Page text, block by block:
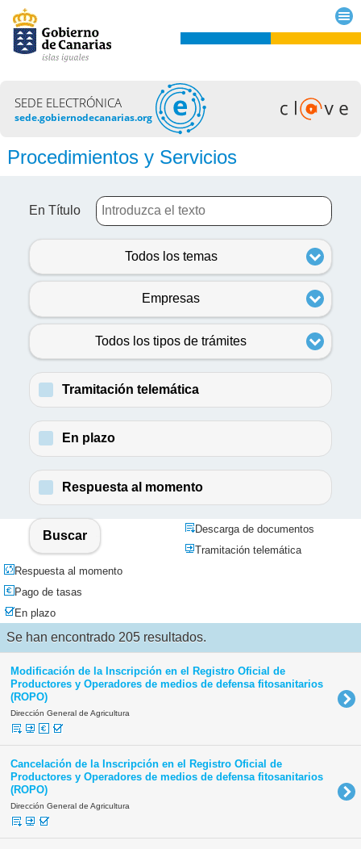
SEDE ELECTRÓNICA
sede.gobiernodecanarias.org
Procedimientos y Servicios
En Título
Todos los temas
Empresas
Todos los tipos de trámites
Tramitación telemática
En plazo
Respuesta al momento
Buscar
Descarga de documentos
Tramitación telemática
Respuesta al momento
Pago de tasas
En plazo
Se han encontrado 205 resultados.
Modificación de la Inscripción en el Registro Oficial de
Productores y Operadores de medios de defensa fitosanitarios
(ROPO)
Dirección General de Agricultura
Cancelación de la Inscripción en el Registro Oficial de
Productores y Operadores de medios de defensa fitosanitarios
(ROPO)
Dirección General de Agricultura